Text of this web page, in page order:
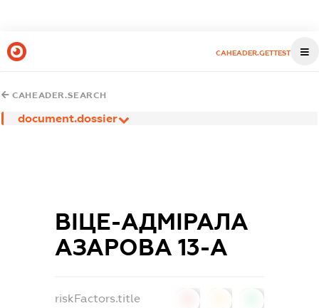
CAHEADER.GETTEST
CAHEADER.SEARCH
document.dossier
ВІЦЕ-АДМІРАЛА
АЗАРОВА 13-А
riskFactors.title